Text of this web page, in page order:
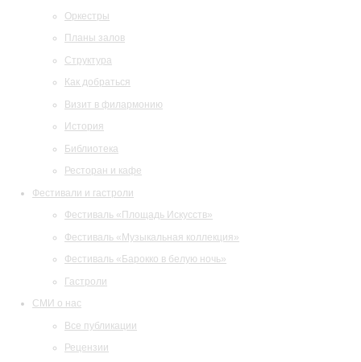
Оркестры
Планы залов
Структура
Как добраться
Визит в филармонию
История
Библиотека
Ресторан и кафе
Фестивали и гастроли
Фестиваль «Площадь Искусств»
Фестиваль «Музыкальная коллекция»
Фестиваль «Барокко в белую ночь»
Гастроли
СМИ о нас
Все публикации
Рецензии